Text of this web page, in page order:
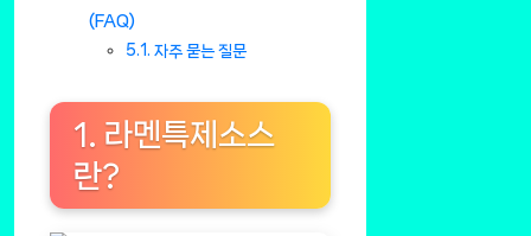
(FAQ)
자주 묻는 질문
1. 라멘특제소스
란?